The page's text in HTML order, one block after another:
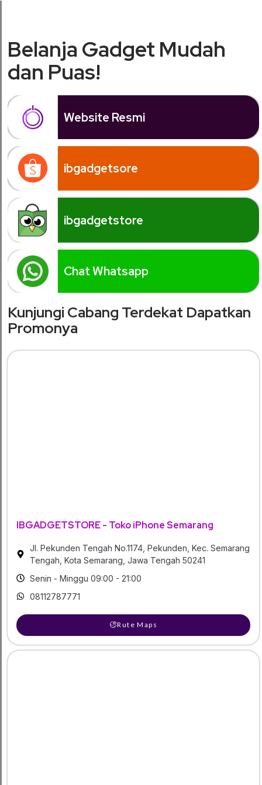
Belanja Gadget Mudah
dan Puas!
Website Resmi
ibgadgetsore
ibgadgetstore
Chat Whatsapp
Kunjungi Cabang Terdekat Dapatkan
Promonya
IBGADGETSTORE - Toko iPhone Semarang
Jl. Pekunden Tengah No.1174, Pekunden, Kec. Semarang
Tengah, Kota Semarang, Jawa Tengah 50241
Senin - Minggu 09:00 - 21:00
08112787771
Rute Maps